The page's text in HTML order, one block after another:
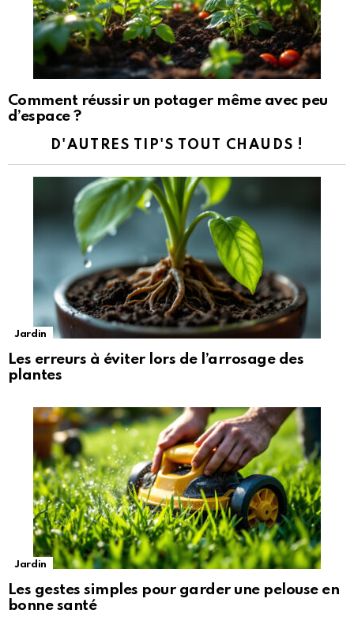
Comment réussir un potager même avec peu
d’espace ?
D'AUTRES TIP'S TOUT CHAUDS !
Jardin
Les erreurs à éviter lors de l’arrosage des
plantes
Jardin
Les gestes simples pour garder une pelouse en
bonne santé